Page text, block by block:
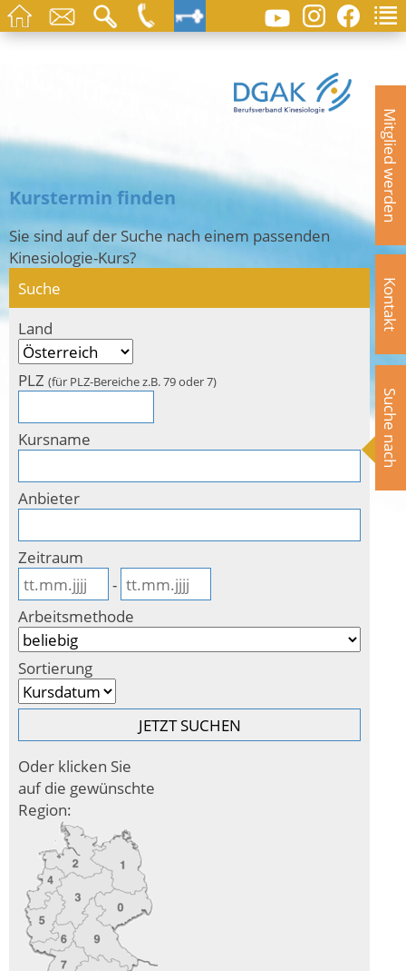
Mitglied werden
Kontakt
Suche nach
Kurstermin finden
Sie sind auf der Suche nach einem passenden
Kinesiologie-Kurs?
Suche
Land
PLZ (für PLZ-Bereiche z.B. 79 oder 7)
Kursname
Anbieter
Zeitraum
-
Arbeitsmethode
Sortierung
Oder klicken Sie
auf die gewünschte
Region: